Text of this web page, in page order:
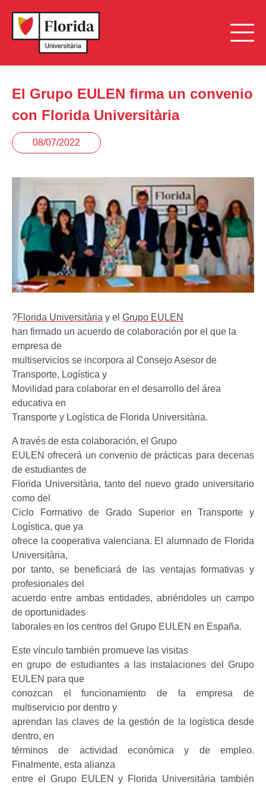
El Grupo EULEN firma un convenio
con Florida Universitària
08/07/2022
?Florida Universitària y el Grupo EULEN
han firmado un acuerdo de colaboración por el que la
empresa de
multiservicios se incorpora al Consejo Asesor de
Transporte, Logística y
Movilidad para colaborar en el desarrollo del área
educativa en
Transporte y Logística de Florida Universitària.
A través de esta colaboración, el Grupo
EULEN ofrecerá un convenio de prácticas para decenas
de estudiantes de
Florida Universitària, tanto del nuevo grado universitario
como del
Ciclo Formativo de Grado Superior en Transporte y
Logística, que ya
ofrece la cooperativa valenciana. El alumnado de Florida
Universitària,
por tanto, se beneficiará de las ventajas formativas y
profesionales del
acuerdo entre ambas entidades, abriéndoles un campo
de oportunidades
laborales en los centros del Grupo EULEN en España.
Este vínculo también promueve las visitas
en grupo de estudiantes a las instalaciones del Grupo
EULEN para que
conozcan el funcionamiento de la empresa de
multiservicio por dentro y
aprendan las claves de la gestión de la logística desde
dentro, en
términos de actividad económica y de empleo.
Finalmente, esta alianza
entre el Grupo EULEN y Florida Universitària también